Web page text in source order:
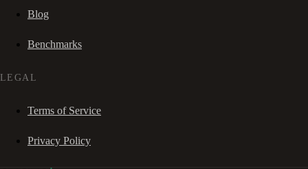
Blog
Benchmarks
LEGAL
Terms of Service
Privacy Policy